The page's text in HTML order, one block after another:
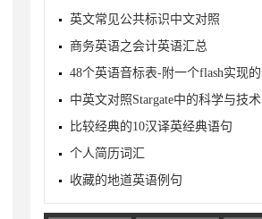
英文常见公共标识中文对照
商务英语之会计英语汇总
中英文对照Stargate中的科学与技术
比较经典的10汉译英经典语句
个人简历词汇
收藏的地道英语例句